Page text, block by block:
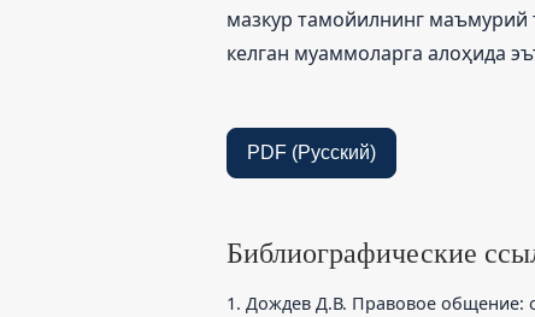
мазкур тамойилнинг маъмурий
келган муаммоларга алоҳида
PDF (Русский)
Библиографические
1. Дождев Д.В. Правовое общение: